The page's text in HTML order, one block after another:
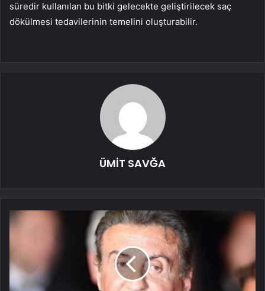
süredir kullanılan bu bitki gelecekte geliştirilecek saç
dökülmesi tedavilerinin temelini oluşturabilir.
ÜMİT SAVĞA